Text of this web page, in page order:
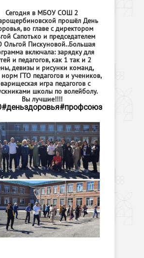
Сегодня в МБОУ СОШ 2
прошёл День
во главе с директором
Сапотько и председателем
Ольгой Пискуновой..Большая
включала: зарядку для
и педагогов, как 1 так и 2
девизы и рисунки команд,
норм ГТО педагогов и учеников,
игра педагогов с
школы по волейболу.
Вы лучшие!!!!
#деньздоровья#профсоюз